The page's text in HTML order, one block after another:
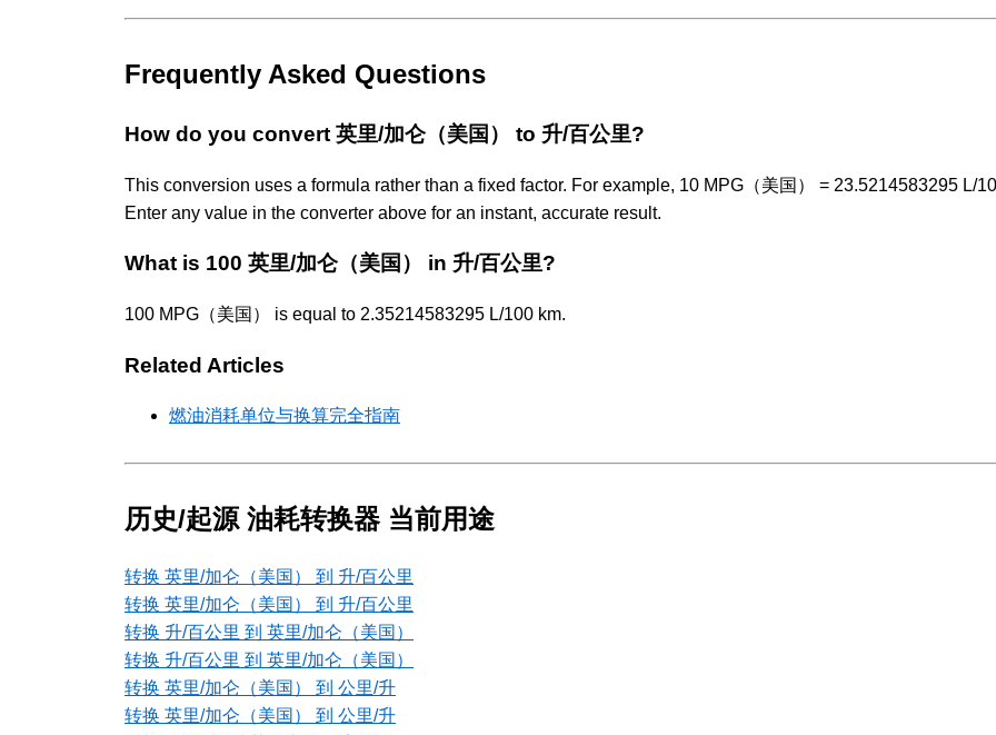
Frequently Asked Questions
How do you convert 英里/加仑（美国） to 升/百公里?
This conversion uses a formula rather than a fixed factor. For example, 10 MPG（美国） = 23.5214583295 L/
Enter any value in the converter above for an instant, accurate result.
What is 100 英里/加仑（美国） in 升/百公里?
100 MPG（美国） is equal to 2.35214583295 L/100 km.
Related Articles
燃油消耗单位与换算完全指南
历史/起源 油耗转换器 当前用途
转换 英里/加仑（美国） 到 升/百公里
转换 英里/加仑（美国） 到 升/百公里
转换 升/百公里 到 英里/加仑（美国）
转换 升/百公里 到 英里/加仑（美国）
转换 英里/加仑（美国） 到 公里/升
转换 英里/加仑（美国） 到 公里/升